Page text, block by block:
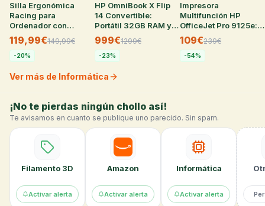
Silla Ergonómica
Racing para
Ordenador con
Reposapiés y
Reposacabezas,
Cuero Sintético Negro
119,99€149,99€
-20%
25°
HP OmniBook X Flip
14 Convertible:
Portátil 32GB RAM y
SSD 1TB
999€1299€
-23%
Impresora
Multifunción HP
OfficeJet Pro 9125e:
WiFi, Fax, Dúplex
109€239€
-54%
Ver más de Informática
¡No te pierdas ningún chollo así!
Te avisamos en cuanto se publique uno parecido. Sin spam.
Filamento 3D
Activar alerta
Amazon
Activar alerta
Informática
Activar alerta